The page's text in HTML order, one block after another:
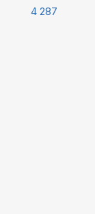
4 287